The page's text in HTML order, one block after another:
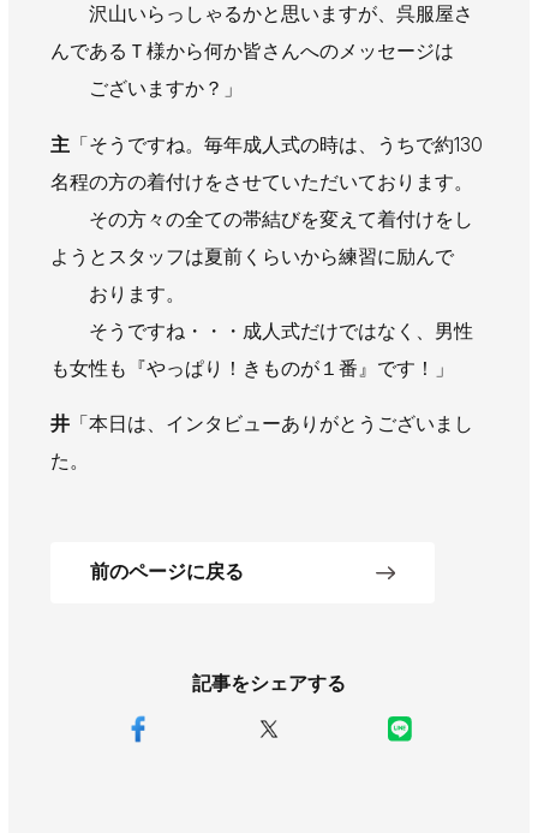
記事をシェアする
沢山いらっしゃるかと思いますが、呉服屋さ
んであるＴ様から何か皆さんへのメッセージは
ございますか？」
主 「そうですね。毎年成人式の時は、うちで約130
名程の方の着付けをさせていただいております。
その方々の全ての帯結びを変えて着付けをし
ようとスタッフは夏前くらいから練習に励んで
おります。
そうですね・・・成人式だけではなく、男性
も女性も『やっぱり！きものが１番』です！」
井 「本日は、インタビューありがとうございまし
た。
前のページに戻る